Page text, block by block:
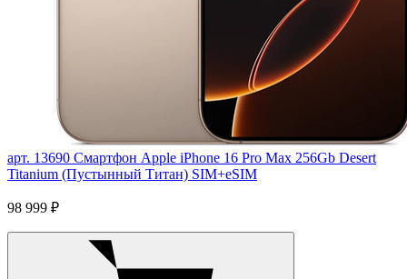
арт. 13690 Смартфон Apple iPhone 16 Pro Max 256Gb Desert
Titanium (Пустынный Титан) SIM+eSIM
98 999 ₽